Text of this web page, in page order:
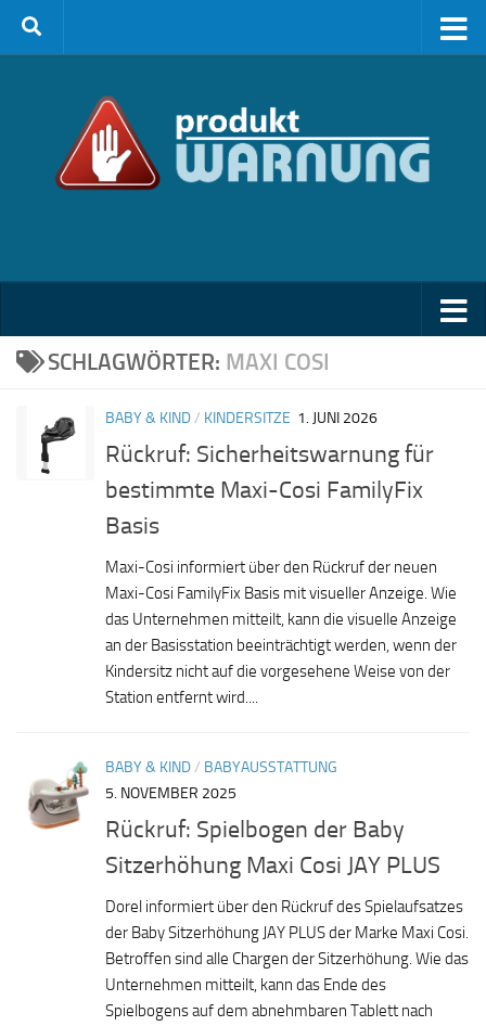
Zum Inhalt springen
SCHLAGWÖRTER: MAXI COSI
BABY & KIND/ KINDERSITZE 1. JUNI 2026
Rückruf: Sicherheitswarnung für
bestimmte Maxi-Cosi FamilyFix
Basis
Maxi-Cosi informiert über den Rückruf der neuen
Maxi-Cosi FamilyFix Basis mit visueller Anzeige. Wie
das Unternehmen mitteilt, kann die visuelle Anzeige
an der Basisstation beeinträchtigt werden, wenn der
Kindersitz nicht auf die vorgesehene Weise von der
Station entfernt wird....
BABY & KIND/ BABYAUSSTATTUNG
5. NOVEMBER 2025
Rückruf: Spielbogen der Baby
Sitzerhöhung Maxi Cosi JAY PLUS
Dorel informiert über den Rückruf des Spielaufsatzes
der Baby Sitzerhöhung JAY PLUS der Marke Maxi Cosi.
Betroffen sind alle Chargen der Sitzerhöhung. Wie das
Unternehmen mitteilt, kann das Ende des
Spielbogens auf dem abnehmbaren Tablett nach